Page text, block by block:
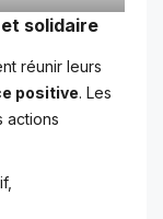
solidaire
réunir leurs
positive. Les
actions